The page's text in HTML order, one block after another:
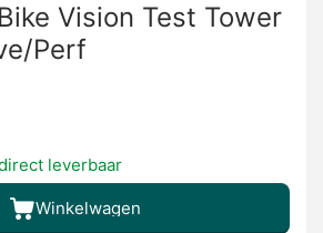
Vision Test Tower
Perf
leverbaar
Winkelwagen